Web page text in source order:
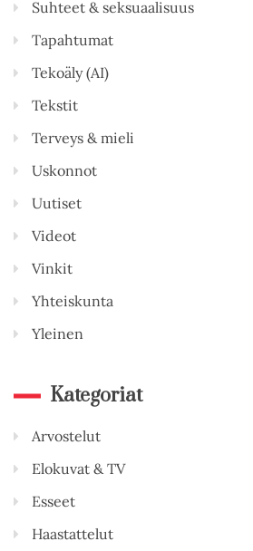
Suhteet & seksuaalisuus
Tapahtumat
Tekoäly (AI)
Tekstit
Terveys & mieli
Uskonnot
Uutiset
Videot
Vinkit
Yhteiskunta
Yleinen
Kategoriat
Arvostelut
Elokuvat & TV
Esseet
Haastattelut